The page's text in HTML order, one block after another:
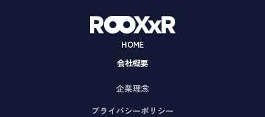
HOME
会社概要
企業理念
プライバシーポリシー